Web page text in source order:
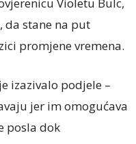
Violetu Bulc,
stane na put
promjene vremena.
izazivalo podjele –
jer im omogućava
posla dok